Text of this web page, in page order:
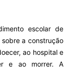
escolar de
a construção
ao hospital e
e ao morrer. A